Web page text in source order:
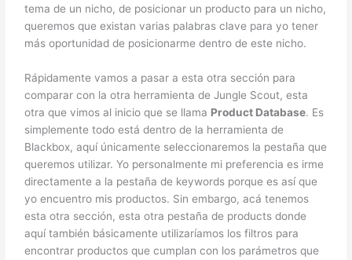
tema de un nicho, de posicionar un producto para un nicho,
queremos que existan varias palabras clave para yo tener
más oportunidad de posicionarme dentro de este nicho.
Rápidamente vamos a pasar a esta otra sección para
comparar con la otra herramienta de Jungle Scout, esta
otra que vimos al inicio que se llama Product Database. Es
simplemente todo está dentro de la herramienta de
Blackbox, aquí únicamente seleccionaremos la pestaña que
queremos utilizar. Yo personalmente mi preferencia es irme
directamente a la pestaña de keywords porque es así que
yo encuentro mis productos. Sin embargo, acá tenemos
esta otra sección, esta otra pestaña de products donde
aquí también básicamente utilizaríamos los filtros para
encontrar productos que cumplan con los parámetros que